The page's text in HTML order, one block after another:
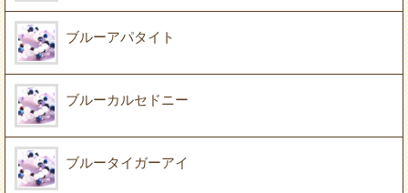
ブルーアパタイト
ブルーカルセドニー
ブルータイガーアイ